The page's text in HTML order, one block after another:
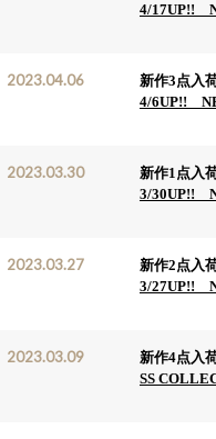
4/17UP!!
2023.04.06
新作3点入
4/6UP!!
2023.03.30
新作1点入
3/30UP!!
2023.03.27
新作2点入
3/27UP!!
2023.03.09
新作4点入
SS